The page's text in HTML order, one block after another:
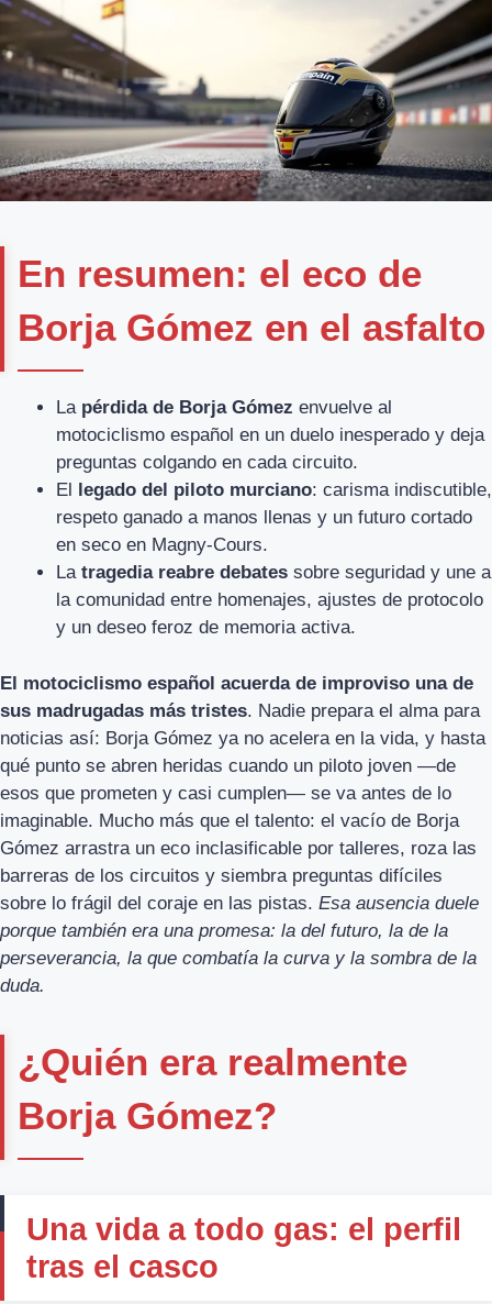
En resumen: el eco de
Borja Gómez en el asfalto
La pérdida de Borja Gómez envuelve al
motociclismo español en un duelo inesperado y deja
preguntas colgando en cada circuito.
El legado del piloto murciano: carisma indiscutible,
respeto ganado a manos llenas y un futuro cortado
en seco en Magny-Cours.
La tragedia reabre debates sobre seguridad y une a
la comunidad entre homenajes, ajustes de protocolo
y un deseo feroz de memoria activa.
El motociclismo español acuerda de improviso una de
sus madrugadas más tristes. Nadie prepara el alma para
noticias así: Borja Gómez ya no acelera en la vida, y hasta
qué punto se abren heridas cuando un piloto joven —de
esos que prometen y casi cumplen— se va antes de lo
imaginable. Mucho más que el talento: el vacío de Borja
Gómez arrastra un eco inclasificable por talleres, roza las
barreras de los circuitos y siembra preguntas difíciles
sobre lo frágil del coraje en las pistas. Esa ausencia duele
porque también era una promesa: la del futuro, la de la
perseverancia, la que combatía la curva y la sombra de la
duda.
¿Quién era realmente
Borja Gómez?
Una vida a todo gas: el perfil
tras el casco